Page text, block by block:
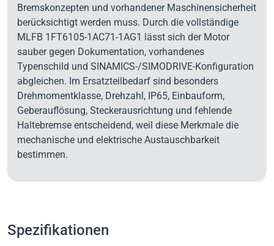
Bremskonzepten und vorhandener Maschinensicherheit
berücksichtigt werden muss. Durch die vollständige
MLFB 1FT6105-1AC71-1AG1 lässt sich der Motor
sauber gegen Dokumentation, vorhandenes
Typenschild und SINAMICS-/SIMODRIVE-Konfiguration
abgleichen. Im Ersatzteilbedarf sind besonders
Drehmomentklasse, Drehzahl, IP65, Einbauform,
Geberauflösung, Steckerausrichtung und fehlende
Haltebremse entscheidend, weil diese Merkmale die
mechanische und elektrische Austauschbarkeit
bestimmen.
Spezifikationen